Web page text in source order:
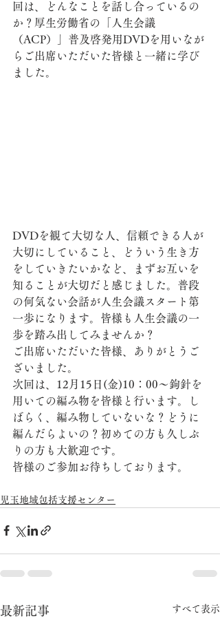
回は、どんなことを話し合っているの
か？厚生労働省の「人生会議
（ACP）」普及啓発用DVDを用いなが
らご出席いただいた皆様と一緒に学び
ました。
DVDを観て大切な人、信頼できる人が
大切にしていること、どういう生き方
をしていきたいかなど、まずお互いを
知ることが大切だと感じました。普段
の何気ない会話が人生会議スタート第
一歩になります。皆様も人生会議の一
歩を踏み出してみませんか？
ご出席いただいた皆様、ありがとうご
ざいました。
次回は、12月15日(金)10：00～鉤針を
用いての編み物を皆様と行います。し
ばらく、編み物していないな？どうに
編んだらよいの？初めての方も久しぶ
りの方も大歓迎です。
皆様のご参加お待ちしております。
児玉地域包括支援センター
最新記事 すべて表示